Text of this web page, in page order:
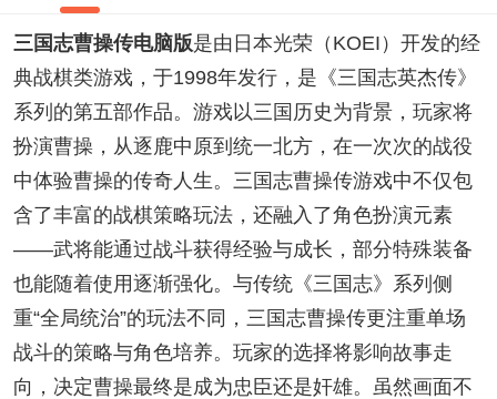
三国志曹操传电脑版是由日本光荣（KOEI）开发的经
典战棋类游戏，于1998年发行，是《三国志英杰传》
系列的第五部作品。游戏以三国历史为背景，玩家将
扮演曹操，从逐鹿中原到统一北方，在一次次的战役
中体验曹操的传奇人生。三国志曹操传游戏中不仅包
含了丰富的战棋策略玩法，还融入了角色扮演元素
——武将能通过战斗获得经验与成长，部分特殊装备
也能随着使用逐渐强化。与传统《三国志》系列侧
重“全局统治”的玩法不同，三国志曹操传更注重单场
战斗的策略与角色培养。玩家的选择将影响故事走
向，决定曹操最终是成为忠臣还是奸雄。虽然画面不